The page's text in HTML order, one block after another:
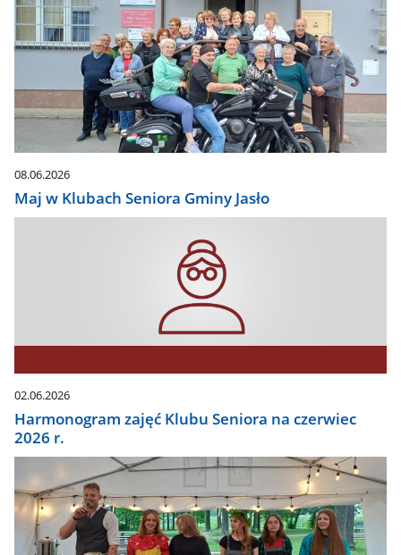
08.06.2026
Maj w Klubach Seniora Gminy Jasło
02.06.2026
Harmonogram zajęć Klubu Seniora na czerwiec
2026 r.